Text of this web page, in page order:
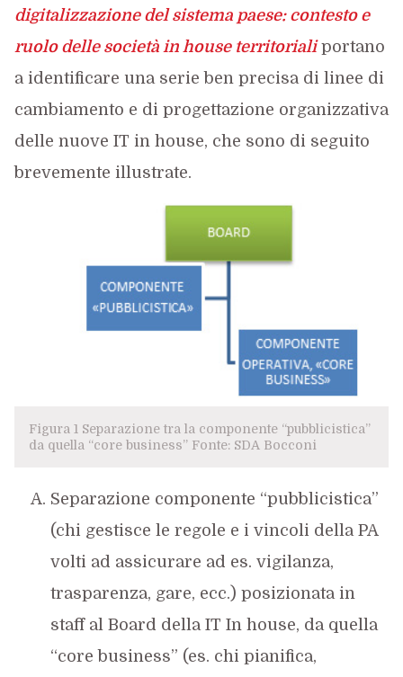
digitalizzazione del sistema paese: contesto e
ruolo delle società in house territorialiportano
a identificare una serie ben precisa di linee di
cambiamento e di progettazione organizzativa
delle nuove IT in house, che sono di seguito
brevemente illustrate.
Figura 1 Separazione tra la componente “pubblicistica”
da quella “core business” Fonte: SDA Bocconi
Separazione componente “pubblicistica”
(chi gestisce le regole e i vincoli della PA
volti ad assicurare ad es. vigilanza,
trasparenza, gare, ecc.) posizionata in
staff al Board della IT In house, da quella
“core business” (es. chi pianifica,